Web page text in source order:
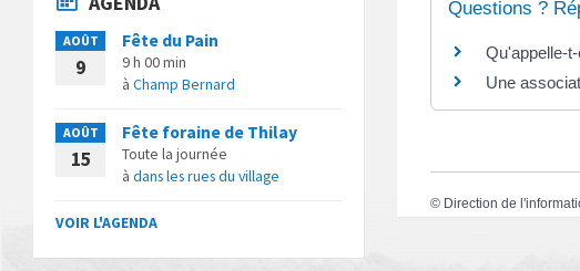
Questions ?
Qu'appelle-
Une
© Direction de
AOÛT
9
Fête du Pain
9 h 00 min
à Champ Bernard
AOÛT
15
Fête foraine de Thilay
Toute la journée
à dans les rues du village
VOIR L'AGENDA